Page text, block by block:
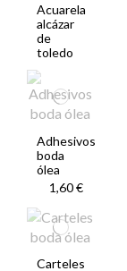
Acuarela
alcázar
de
toledo
Adhesivos
boda
ólea
1,60 €
Carteles